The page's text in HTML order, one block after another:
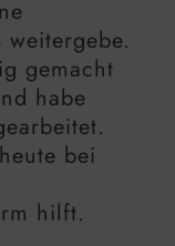
gemacht
habe
bei
hilft.